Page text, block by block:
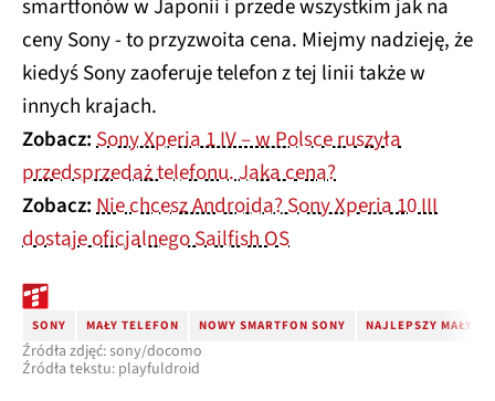
smartfonów w Japonii i przede wszystkim jak na
ceny Sony - to przyzwoita cena. Miejmy nadzieję, że
kiedyś Sony zaoferuje telefon z tej linii także w
innych krajach.
Zobacz:Sony Xperia 1 IV – w Polsce ruszyła
przedsprzedaż telefonu. Jaka cena?
Zobacz:Nie chcesz Androida? Sony Xperia 10 III
dostaje oficjalnego Sailfish OS
SONY MAŁY TELEFON NOWY SMARTFON SONY NAJLEPSZY MAŁY
Źródła zdjęć: sony/docomo
Źródła tekstu: playfuldroid